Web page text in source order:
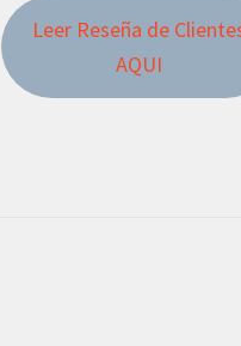
Leer Reseña de
AQUI